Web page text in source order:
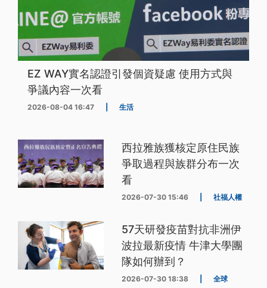
EZ WAY實名認證引發個資疑慮 使用方式與
爭議內容一次看
2026-08-04 16:47 生活
西拉雅族獲核定原住民族
爭取過程與族群分布一次
看
2026-07-30 15:46 社福人權
57天研發疫苗對抗非洲伊
波拉最新疫情 牛津大學團
隊如何辦到？
2026-07-30 18:38 全球